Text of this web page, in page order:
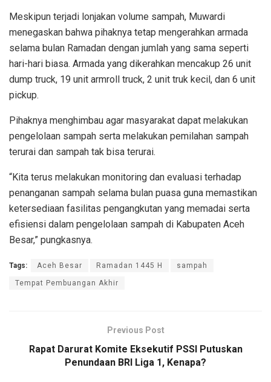
Meskipun terjadi lonjakan volume sampah, Muwardi
menegaskan bahwa pihaknya tetap mengerahkan armada
selama bulan Ramadan dengan jumlah yang sama seperti
hari-hari biasa. Armada yang dikerahkan mencakup 26 unit
dump truck, 19 unit armroll truck, 2 unit truk kecil, dan 6 unit
pickup.
Pihaknya menghimbau agar masyarakat dapat melakukan
pengelolaan sampah serta melakukan pemilahan sampah
terurai dan sampah tak bisa terurai.
“Kita terus melakukan monitoring dan evaluasi terhadap
penanganan sampah selama bulan puasa guna memastikan
ketersediaan fasilitas pengangkutan yang memadai serta
efisiensi dalam pengelolaan sampah di Kabupaten Aceh
Besar,” pungkasnya.
Tags: Aceh Besar Ramadan 1445 H sampah
Tempat Pembuangan Akhir
Previous Post
Rapat Darurat Komite Eksekutif PSSI Putuskan
Penundaan BRI Liga 1, Kenapa?